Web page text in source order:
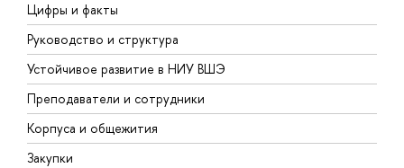
Цифры и факты
Руководство и структура
Устойчивое развитие в НИУ ВШЭ
Преподаватели и сотрудники
Корпуса и общежития
Закупки